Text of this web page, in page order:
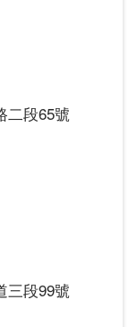
二段65號
三段99號